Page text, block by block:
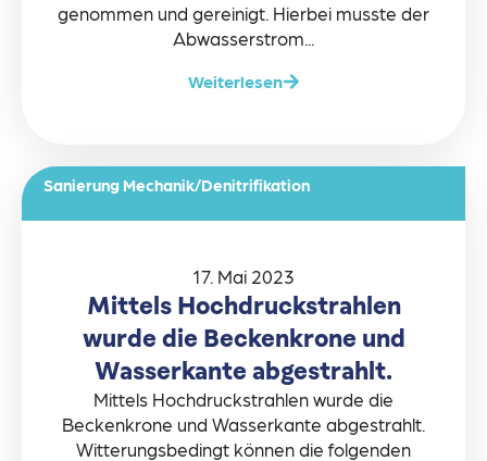
genommen und gereinigt. Hierbei musste der
Abwasserstrom...
Weiterlesen
Sanierung Mechanik/Denitrifikation
17. Mai 2023
Mittels Hochdruckstrahlen
wurde die Beckenkrone und
Wasserkante abgestrahlt.
Mittels Hochdruckstrahlen wurde die
Beckenkrone und Wasserkante abgestrahlt.
Witterungsbedingt können die folgenden